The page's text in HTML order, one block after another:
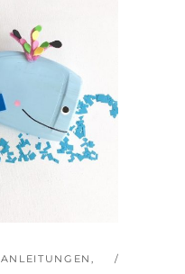
ANLEITUNGEN ,